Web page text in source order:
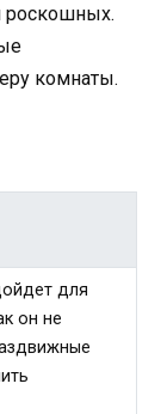
роскошных.
комнаты.
для
он не